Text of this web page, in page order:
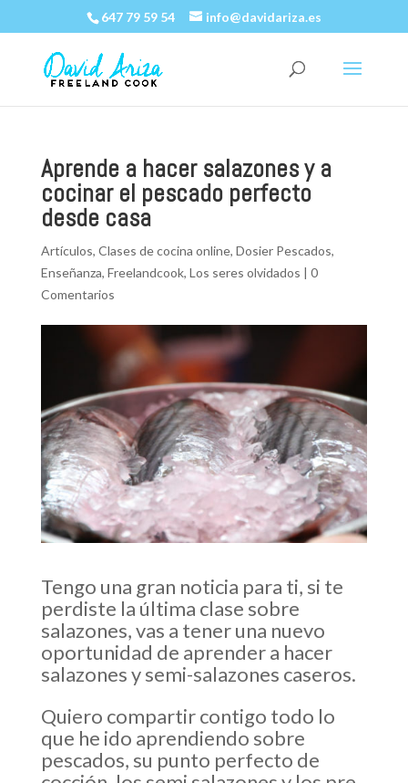
647 79 59 54 info@davidariza.es
Aprende a hacer salazones y a
cocinar el pescado perfecto
desde casa
Artículos, Clases de cocina online, Dosier Pescados,
Enseñanza, Freelandcook, Los seres olvidados | 0
Comentarios
Tengo una gran noticia para ti, si te
perdiste la última clase sobre
salazones, vas a tener una nuevo
oportunidad de aprender a hacer
salazones y semi-salazones caseros.
Quiero compartir contigo todo lo
que he ido aprendiendo sobre
pescados, su punto perfecto de